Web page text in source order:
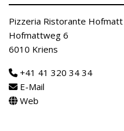
Pizzeria Ristorante Hofmatt
Hofmattweg 6
6010 Kriens
+41 41 320 34 34
E-Mail
Web